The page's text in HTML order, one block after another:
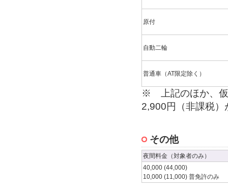
原付
自動二輪
普通車（AT限定除く）
※ 上記のほか、仮
2,900円（非課税）
その他
夜間料金（対象者のみ）
40,000 (44,000)
10,000 (11,000) 普免許のみ